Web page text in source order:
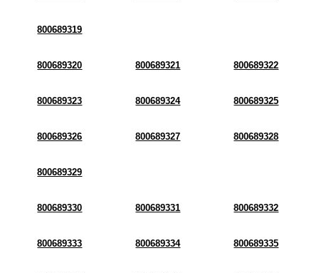
800689319
800689320 800689321 800689322
800689323 800689324 800689325
800689326 800689327 800689328
800689329
800689330 800689331 800689332
800689333 800689334 800689335